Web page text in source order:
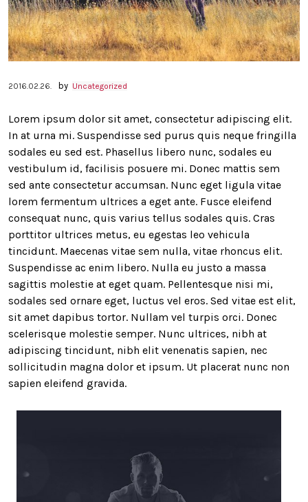
2016.02.26. by Uncategorized
Lorem ipsum dolor sit amet, consectetur adipiscing elit.
In at urna mi. Suspendisse sed purus quis neque fringilla
sodales eu sed est. Phasellus libero nunc, sodales eu
vestibulum id, facilisis posuere mi. Donec mattis sem
sed ante consectetur accumsan. Nunc eget ligula vitae
lorem fermentum ultrices a eget ante. Fusce eleifend
consequat nunc, quis varius tellus sodales quis. Cras
porttitor ultrices metus, eu egestas leo vehicula
tincidunt. Maecenas vitae sem nulla, vitae rhoncus elit.
Suspendisse ac enim libero. Nulla eu justo a massa
sagittis molestie at eget quam. Pellentesque nisi mi,
sodales sed ornare eget, luctus vel eros. Sed vitae est elit,
sit amet dapibus tortor. Nullam vel turpis orci. Donec
scelerisque molestie semper. Nunc ultrices, nibh at
adipiscing tincidunt, nibh elit venenatis sapien, nec
sollicitudin magna dolor et ipsum. Ut placerat nunc non
sapien eleifend gravida.